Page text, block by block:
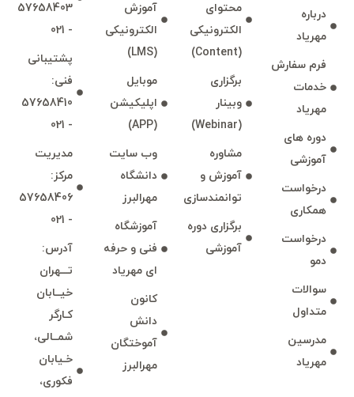
درباره
مهرياد
فرم سفارش
خدمات
مهرياد
دوره های
آموزشی
درخواست
همكاری
درخواست
دمو
سوالات
متداول
مدرسين
مهرياد
محتوای
الكترونیكی
(Content)
برگزاری
وبينار
(Webinar)
مشاوره
آموزش و
توانمند‌‌سازی
برگزاری دوره
آموزشی
آموزش
الكترونیكی
(LMS)
موبايل
اپليكيشن
(APP)
وب سايت
دانشگاه
مهرالبرز
آموزشگاه
فنی و حرفه
ای مهرياد
كانون
دانش
آموختگان
مهرالبرز
57658403
- 021
پشتيبانی
فنی:
57658410
- 021
مديريت
مركز:
57658406
- 021
آدرس:
تـــهران
خيــابان
كـارگر
شمــالی،
خـيابان
فكوری،